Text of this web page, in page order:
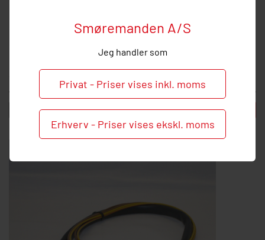
Smøremanden A/S
Jeg handler som
Privat - Priser vises inkl. moms
Erhverv - Priser vises ekskl. moms
+ Læg i kurv